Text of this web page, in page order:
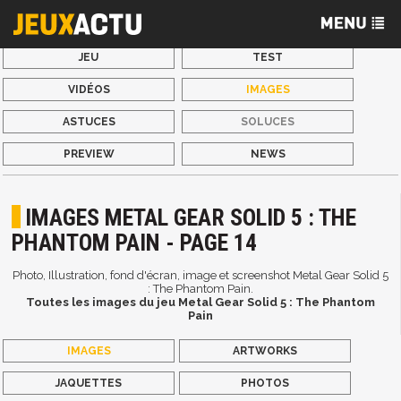
JEU TEST
VIDÉOS IMAGES
ASTUCES SOLUCES
PREVIEW NEWS
IMAGES METAL GEAR SOLID 5 : THE
PHANTOM PAIN - PAGE 14
Photo, Illustration, fond d'écran, image et screenshot Metal Gear Solid 5
: The Phantom Pain.
Toutes les images du jeu Metal Gear Solid 5 : The Phantom
Pain
IMAGES ARTWORKS
JAQUETTES PHOTOS